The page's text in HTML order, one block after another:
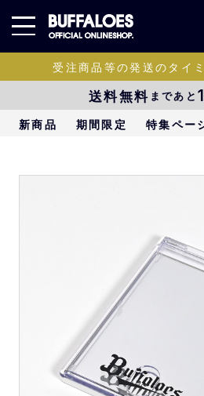
受注商品等の発送のタイ
送料無料 まであと
新商品 期間限定 特集ペー